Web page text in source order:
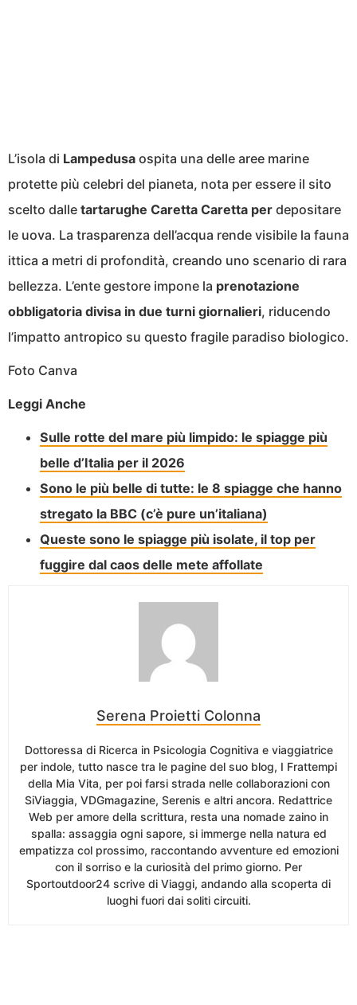
L’isola di Lampedusa ospita una delle aree marine
protette più celebri del pianeta, nota per essere il sito
scelto dalle tartarughe Caretta Caretta per depositare
le uova. La trasparenza dell’acqua rende visibile la fauna
ittica a metri di profondità, creando uno scenario di rara
bellezza. L’ente gestore impone la prenotazione
obbligatoria divisa in due turni giornalieri, riducendo
l’impatto antropico su questo fragile paradiso biologico.
Foto Canva
Leggi Anche
Sulle rotte del mare più limpido: le spiagge più
belle d’Italia per il 2026
Sono le più belle di tutte: le 8 spiagge che hanno
stregato la BBC (c’è pure un’italiana)
Queste sono le spiagge più isolate, il top per
fuggire dal caos delle mete affollate
Serena Proietti Colonna
Dottoressa di Ricerca in Psicologia Cognitiva e viaggiatrice
per indole, tutto nasce tra le pagine del suo blog, I Frattempi
della Mia Vita, per poi farsi strada nelle collaborazioni con
SiViaggia, VDGmagazine, Serenis e altri ancora. Redattrice
Web per amore della scrittura, resta una nomade zaino in
spalla: assaggia ogni sapore, si immerge nella natura ed
empatizza col prossimo, raccontando avventure ed emozioni
con il sorriso e la curiosità del primo giorno. Per
Sportoutdoor24 scrive di Viaggi, andando alla scoperta di
luoghi fuori dai soliti circuiti.